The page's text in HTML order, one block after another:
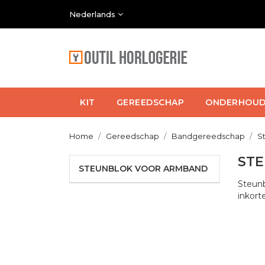
Nederlands
KIT GEREEDSCHAP
Home Gereedschap Bandgereedschap
STEUNBLOK VOOR ARMBAND